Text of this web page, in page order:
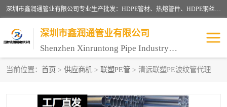
深圳市鑫润通管业有限公司专业生产批发：HDPE管材、热熔管件、HDPE钢丝骨架管、电熔管件、HDPE双壁波纹管、MPP电力管、井盖、PVC管材管件、PPR管材管件等；公司自创建以来，始终秉承“团结、务实、创新、守信”的服务宗旨，凭借专业的服务以及多年的勤奋拼搏，发展成为一家专业销售各种管材管件，绝缘电工套管及配件等系列产品的贸易公司。
深圳市鑫润通管业有限公司
Shenzhen Xinruntong Pipe Industry Co., Ltd
当前位置： 首页 > 供应商机 > 联塑PE管 > 清远联塑PE波纹管代理